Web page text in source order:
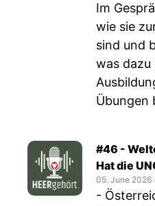
Im
wie sie
sind und
was
Übungen
#46 -
Hat die
05. June 2026 ‧
-